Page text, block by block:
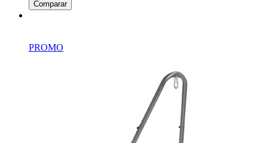
Comparar
PROMO